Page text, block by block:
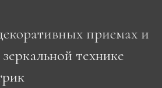
приемах и
технике